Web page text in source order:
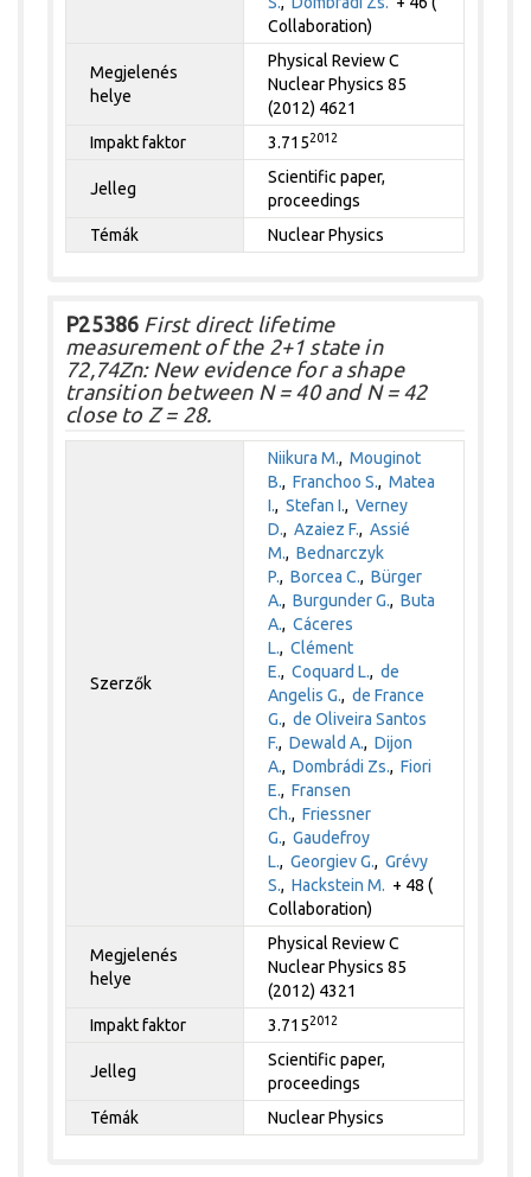
Collaboration)
Megjelenés
helye
Physical Review C
Nuclear Physics 85
(2012) 4621
Impakt faktor
3.7152012
Jelleg
Scientific paper,
proceedings
Témák
Nuclear Physics
P25386 First direct lifetime
measurement of the 2+1 state in
72,74Zn: New evidence for a shape
transition between N = 40 and N = 42
close to Z = 28.
Szerzők
Niikura M.,Mouginot
B.,Franchoo S.,Matea
I.,Stefan I.,Verney
D.,Azaiez F.,Assié
M.,Bednarczyk
P.,Borcea C.,Bürger
A.,Burgunder G.,Buta
A.,Cáceres
L.,Clément
E.,Coquard L.,de
Angelis G.,de France
G.,de Oliveira Santos
F.,Dewald A.,Dijon
A.,Dombrádi Zs.,Fiori
E.,Fransen
Ch.,Friessner
G.,Gaudefroy
L.,Georgiev G.,Grévy
S.,Hackstein M. + 48 (
Collaboration)
Megjelenés
helye
Physical Review C
Nuclear Physics 85
(2012) 4321
Impakt faktor
3.7152012
Jelleg
Scientific paper,
proceedings
Témák
Nuclear Physics